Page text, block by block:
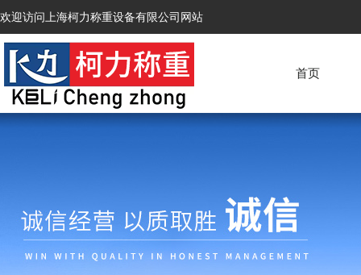
欢迎访问上海柯力称重设备有限公司网站
首页